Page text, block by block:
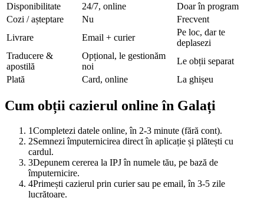
Disponibilitate
24/7, online
Doar în program
Cozi / așteptare
Nu
Frecvent
Livrare
Email + curier
Pe loc, dar te
deplasezi
Traducere &
apostilă
Opțional, le gestionăm
noi
Le obții separat
Plată
Card, online La ghișeu
Cum obții cazierul online în Galați
1Completezi datele online, în 2-3 minute (fără cont).
2Semnezi împuternicirea direct în aplicație și plătești cu
cardul.
3Depunem cererea la IPJ în numele tău, pe bază de
împuternicire.
4Primești cazierul prin curier sau pe email, în 3-5 zile
lucrătoare.